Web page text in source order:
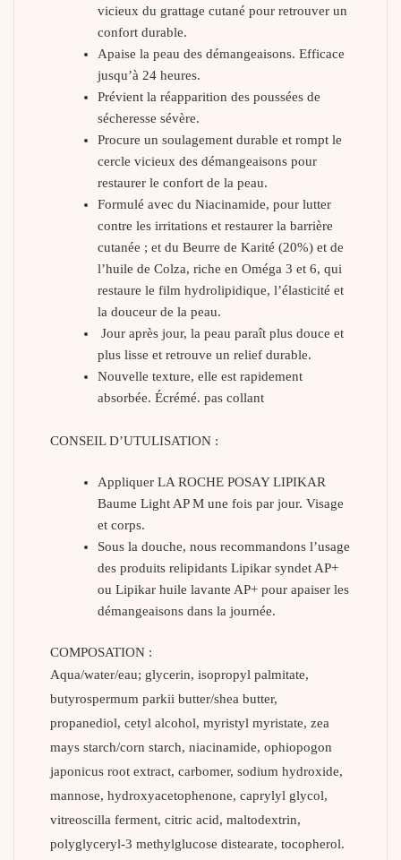
vicieux du grattage cutané pour retrouver un
confort durable.
Apaise la peau des démangeaisons. Efficace
jusqu’à 24 heures.
Prévient la réapparition des poussées de
sécheresse sévère.
Procure un soulagement durable et rompt le
cercle vicieux des démangeaisons pour
restaurer le confort de la peau.
Formulé avec du Niacinamide, pour lutter
contre les irritations et restaurer la barrière
cutanée ; et du Beurre de Karité (20%) et de
l’huile de Colza, riche en Oméga 3 et 6, qui
restaure le film hydrolipidique, l’élasticité et
la douceur de la peau.
Jour après jour, la peau paraît plus douce et
plus lisse et retrouve un relief durable.
Nouvelle texture, elle est rapidement
absorbée. Écrémé. pas collant
CONSEIL D’UTULISATION :
Appliquer LA ROCHE POSAY LIPIKAR
Baume Light AP M une fois par jour. Visage
et corps.
Sous la douche, nous recommandons l’usage
des produits relipidants Lipikar syndet AP+
ou Lipikar huile lavante AP+ pour apaiser les
démangeaisons dans la journée.
COMPOSATION :
Aqua/water/eau; glycerin, isopropyl palmitate,
butyrospermum parkii butter/shea butter,
propanediol, cetyl alcohol, myristyl myristate, zea
mays starch/corn starch, niacinamide, ophiopogon
japonicus root extract, carbomer, sodium hydroxide,
mannose, hydroxyacetophenone, caprylyl glycol,
vitreoscilla ferment, citric acid, maltodextrin,
polyglyceryl-3 methylglucose distearate, tocopherol.